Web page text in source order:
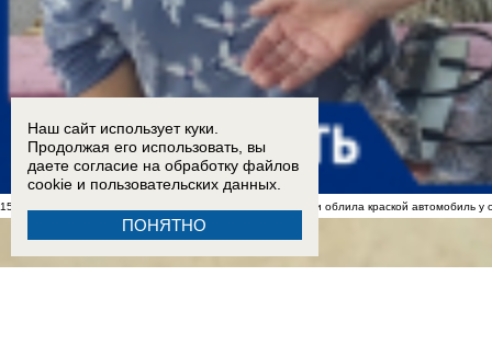
15:00 Мать полицейского избила клюкой двух пенсионерок и облила краской автомобиль
Наш сайт использует куки.
Продолжая его использовать, вы
даете согласие на обработку файлов
cookie и пользовательских данных.
ПОНЯТНО